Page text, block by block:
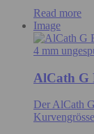
Read more
Image
4 mm
AlCath G
Der AlCath